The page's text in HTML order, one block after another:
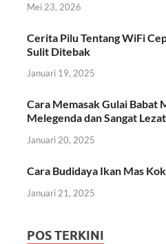
Mei 23, 2026
Cerita Pilu Tentang WiFi
Sulit Ditebak
Januari 19, 2025
Cara Memasak Gulai Babat
Melegenda dan Sangat Lezat
Januari 20, 2025
Cara Budidaya Ikan Mas
Januari 21, 2025
POS TERKINI